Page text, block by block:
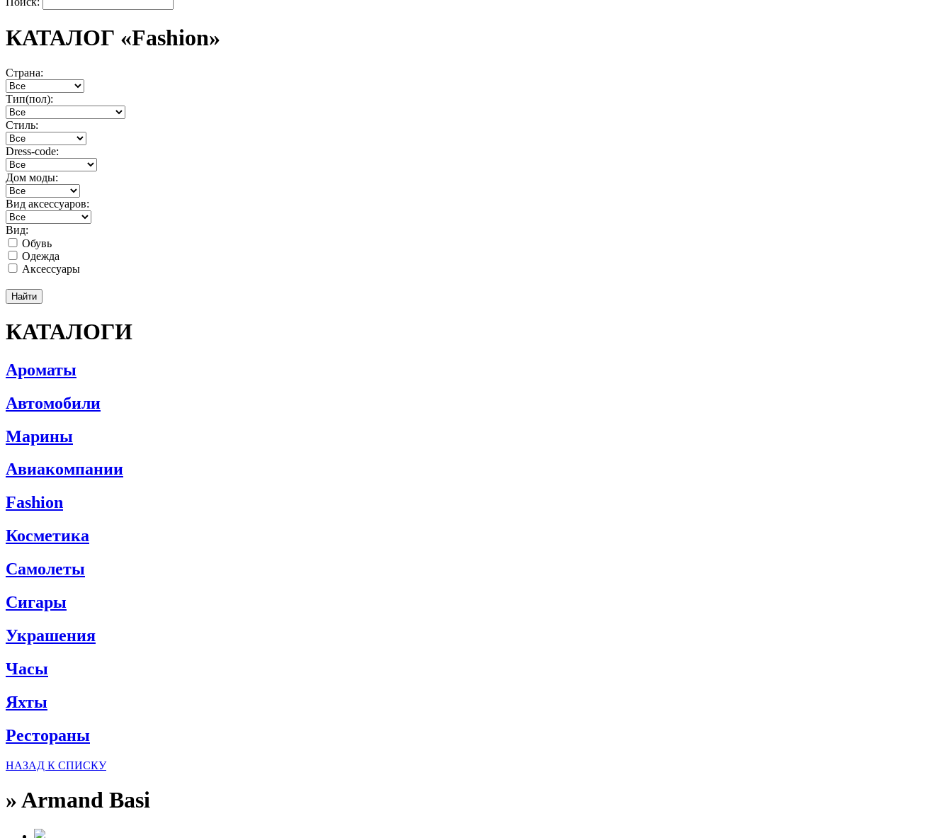
КАТАЛОГ «Fashion»
Страна:
Тип(пол):
Стиль:
Dress-code:
Дом моды:
Вид аксессуаров:
Вид:
Обувь
Одежда
Аксессуары
КАТАЛОГИ
Ароматы
Автомобили
Марины
Авиакомпании
Fashion
Косметика
Самолеты
Сигары
Украшения
Часы
Яхты
Рестораны
НАЗАД К СПИСКУ
»Armand Basi